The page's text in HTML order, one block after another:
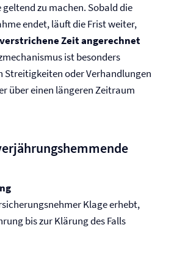
zu machen. Sobald die
endet, läuft die Frist weiter,
Zeit angerechnet
ist besonders
Streitigkeiten oder Verhandlungen
über einen längeren Zeitraum
Klage erhebt,
bis zur Klärung des Falls